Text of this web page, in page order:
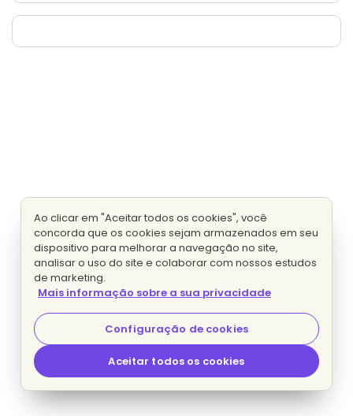
Ao clicar em "Aceitar todos os cookies", você
concorda que os cookies sejam armazenados em seu
dispositivo para melhorar a navegação no site,
analisar o uso do site e colaborar com nossos estudos
de marketing.
Mais informação sobre a sua privacidade
Configuração de cookies
Aceitar todos os cookies